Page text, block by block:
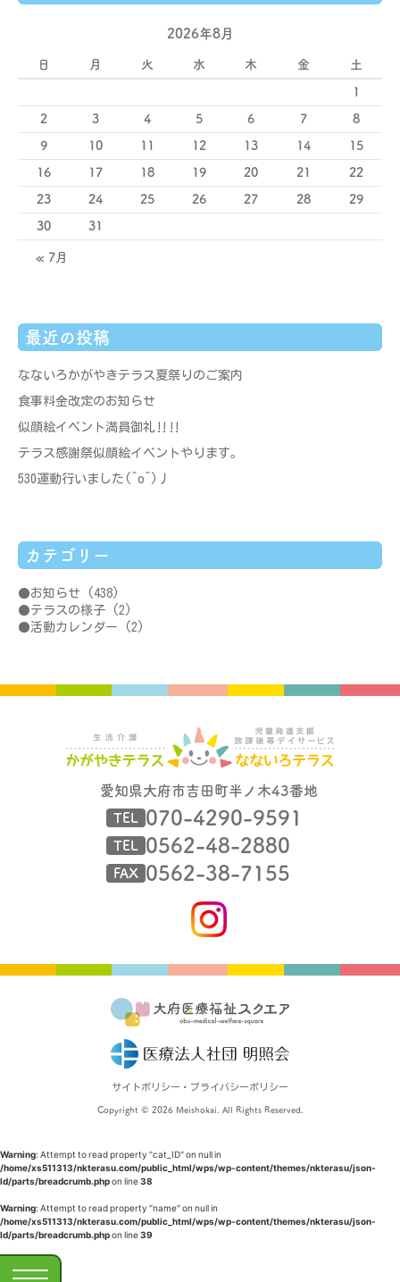
2026年8月
日 月 火 水 木 金 土
1
2 3 4 5 6 7 8
9 10 11 12 13 14 15
16 17 18 19 20 21 22
23 24 25 26 27 28 29
30 31
« 7月
最近の投稿
なないろかがやきテラス夏祭りのご案内
食事料金改定のお知らせ
似顔絵イベント満員御礼‼‼
テラス感謝祭似顔絵イベントやります。
530運動行いました(^o^)丿
カテゴリー
お知らせ (438)
テラスの様子 (2)
活動カレンダー (2)
愛知県大府市吉田町半ノ木43番地
TEL 070-4290-9591
TEL 0562-48-2880
FAX 0562-38-7155
サイトポリシー・プライバシーポリシー
Copyright © 2026 Meishokai. All Rights Reserved.
Warning: Attempt to read property "cat_ID" on null in
/home/xs511313/nkterasu.com/public_html/wps/wp-content/themes/nkterasu/json-
ld/parts/breadcrumb.phpon line38
Warning: Attempt to read property "name" on null in
/home/xs511313/nkterasu.com/public_html/wps/wp-content/themes/nkterasu/json-
ld/parts/breadcrumb.phpon line39